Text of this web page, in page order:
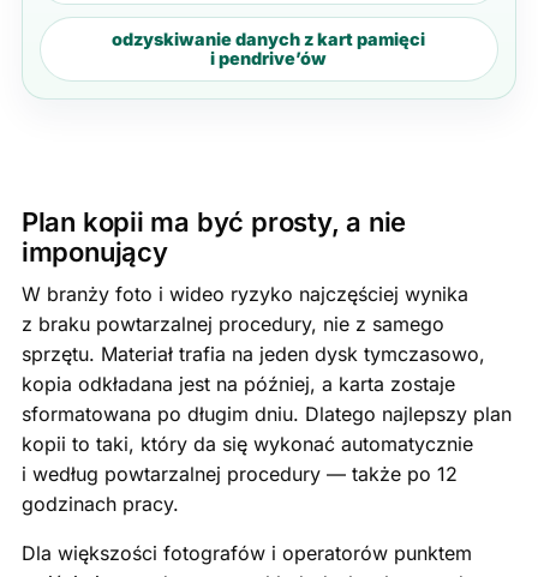
odzyskiwanie danych z kart pamięci
i pendrive’ów
Plan kopii ma być prosty, a nie
imponujący
W branży foto i wideo ryzyko najczęściej wynika
z braku powtarzalnej procedury, nie z samego
sprzętu. Materiał trafia na jeden dysk tymczasowo,
kopia odkładana jest na później, a karta zostaje
sformatowana po długim dniu. Dlatego najlepszy plan
kopii to taki, który da się wykonać automatycznie
i według powtarzalnej procedury — także po 12
godzinach pracy.
Dla większości fotografów i operatorów punktem